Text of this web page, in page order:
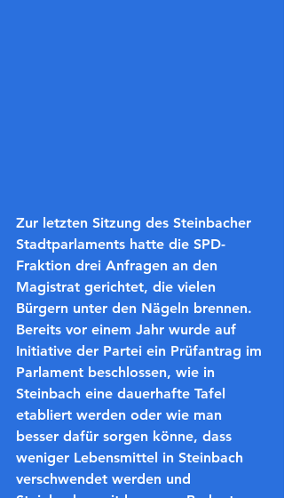
Zur letzten Sitzung des Steinbacher
Stadtparlaments hatte die SPD-
Fraktion drei Anfragen an den
Magistrat gerichtet, die vielen
Bürgern unter den Nägeln brennen.
Bereits vor einem Jahr wurde auf
Initiative der Partei ein Prüfantrag im
Parlament beschlossen, wie in
Steinbach eine dauerhafte Tafel
etabliert werden oder wie man
besser dafür sorgen könne, dass
weniger Lebensmittel in Steinbach
verschwendet werden und